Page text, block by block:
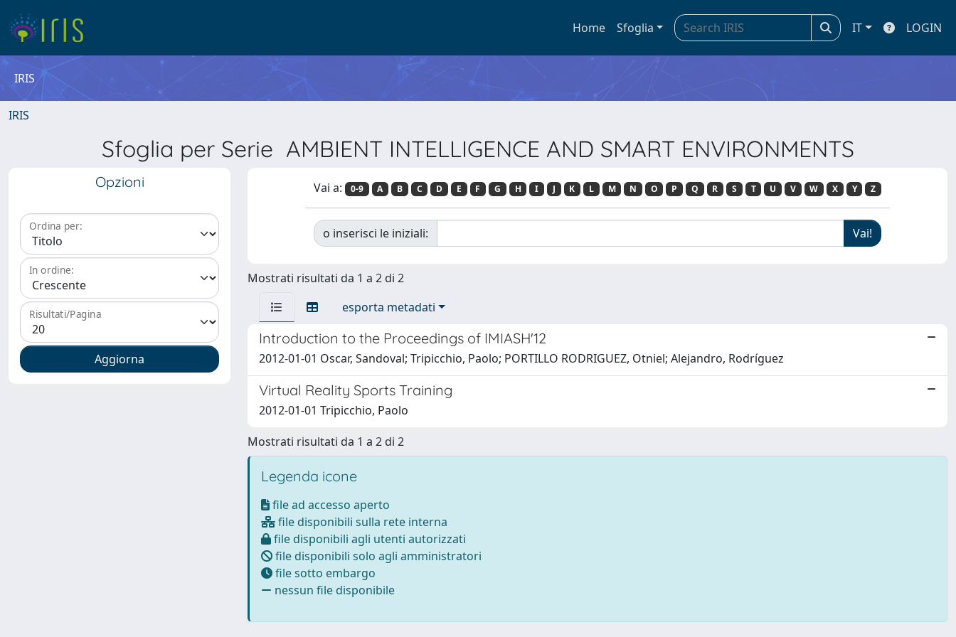
Home Sfoglia IT LOGIN
IRIS
IRIS
Sfoglia per Serie AMBIENT INTELLIGENCE AND SMART ENVIRONMENTS
Opzioni
Ordina per:
In ordine:
Risultati/Pagina
Vai a: 0-9 A B C D E F G H I J K L M N O P Q R S T U V W X Y Z
o inserisci le iniziali:
Mostrati risultati da 1 a 2 di 2
esporta metadati
Introduction to the Proceedings of IMIASH'12
2012-01-01 Oscar, Sandoval; Tripicchio, Paolo; PORTILLO RODRIGUEZ, Otniel; Alejandro, Rodríguez
Virtual Reality Sports Training
2012-01-01 Tripicchio, Paolo
Mostrati risultati da 1 a 2 di 2
Legenda icone
file ad accesso aperto
file disponibili sulla rete interna
file disponibili agli utenti autorizzati
file disponibili solo agli amministratori
file sotto embargo
nessun file disponibile